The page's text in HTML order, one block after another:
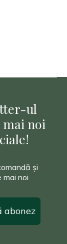
ul
mai noi
și
mai noi
abonez